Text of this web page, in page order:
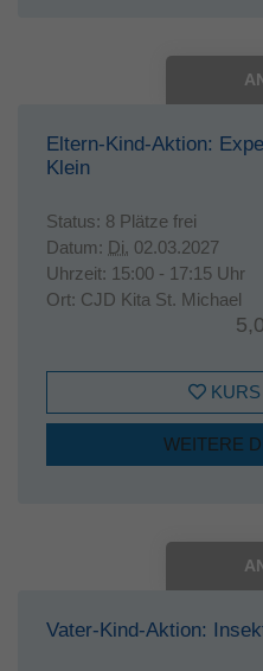
Eltern-Kind-Aktion:
Klein
Status: 8 Plätze frei
Datum: Di. 02.03.2027
Uhrzeit: 15:00 - 17:15 Uhr
Ort: CJD Kita St. Michael
WEITERE
Vater-Kind-Aktion: